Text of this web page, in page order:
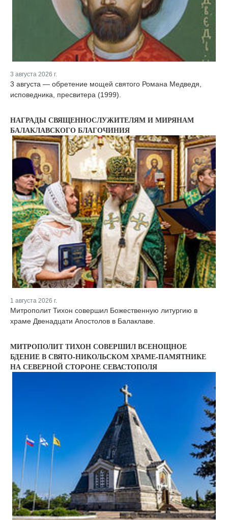
3 августа 2026 г.
3 августа — обретение мощей святого Романа Медведя,
исповедника, пресвитера (1999).
НАГРАДЫ СВЯЩЕННОСЛУЖИТЕЛЯМ И МИРЯНАМ
БАЛАКЛАВСКОГО БЛАГОЧИНИЯ
1 августа 2026 г.
Митрополит Тихон совершил Божественную литургию в
храме Двенадцати Апостолов в Балаклаве.
МИТРОПОЛИТ ТИХОН СОВЕРШИЛ ВСЕНОЩНОЕ
БДЕНИЕ В СВЯТО-НИКОЛЬСКОМ ХРАМЕ-ПАМЯТНИКЕ
НА СЕВЕРНОЙ СТОРОНЕ СЕВАСТОПОЛЯ